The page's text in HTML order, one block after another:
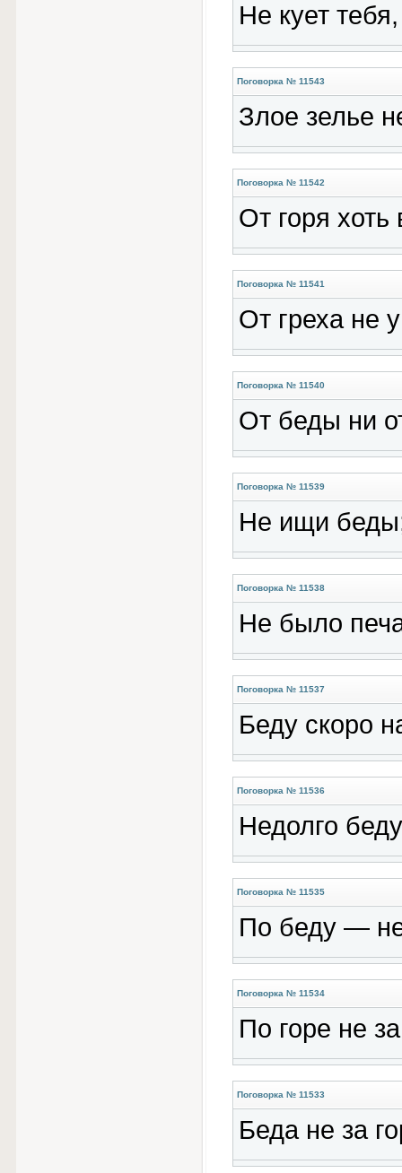
Не кует
Поговорка № 11543
Злое зелье
Поговорка № 11542
От горя
Поговорка № 11541
От греха не
Поговорка № 11540
От беды ни
Поговорка № 11539
Не ищи
Поговорка № 11538
Не было
Поговорка № 11537
Беду скоро
Поговорка № 11536
Недолго
Поговорка № 11535
По беду —
Поговорка № 11534
По горе не
Поговорка № 11533
Беда не за